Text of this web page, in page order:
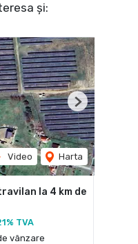
și:
Video Harta
Next
la 4 km de
TVA
vânzare